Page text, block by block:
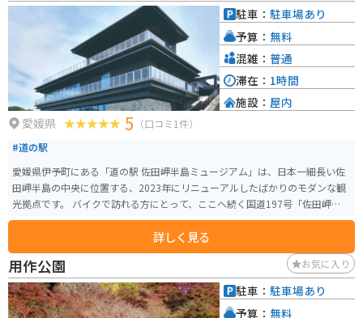
かまえ周辺には、杵築城やハーモニーランドなど、観光スポットも充実して
います。少し足を延ばせば、別府温泉や湯布院温泉などの温泉地にも行くこ
とができます。
愛媛県 5 （口コミ1件）
#道の駅
愛媛県伊予町にある「道の駅 佐田岬半島ミュージアム」は、日本一細長い佐
田岬半島の中央に位置する、2023年にリニューアルしたばかりのモダンな観
光拠点です。 バイクで訪れる方にとって、ここへ続く国道197号「佐田岬メロ
ディーライン」は外せない快走路です。適度なカーブとアップダウンが続き、
時速50kmで走行するとタイヤの振動で音楽が聞こえる仕掛けが施されていま
す。施設内には、北に瀬戸内海、南に宇和海を一望できるパノラマ展望デッ
キがあり、半島特有の「両側に海が見える」ダイナミックな景色を楽しめる
のが魅力です。 グルメの注目は、地元のブランド魚「岬（はな）あじ・岬さ
ば」を使用した海鮮丼や、特産のしらすをたっぷり使ったメニューです。ま
詳しく見る
駐車： 駐車場あり
予算： 無料
混雑： 普通
滞在： 1時間
施設： 屋内
用作公園 お気に入り
駐車： 駐車場あり
予算： 無料